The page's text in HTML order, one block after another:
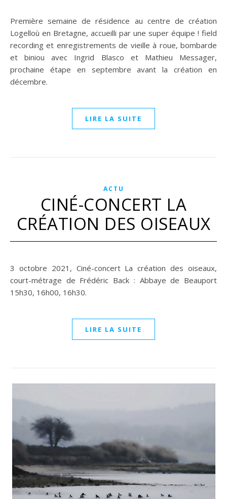
Première semaine de résidence au centre de création
Logelloù en Bretagne, accueilli par une super équipe ! field
recording et enregistrements de vieille à roue, bombarde
et biniou avec Ingrid Blasco et Mathieu Messager,
prochaine étape en septembre avant la création en
décembre.
LIRE LA SUITE
ACTU
CINÉ-CONCERT LA
CRÉATION DES OISEAUX
3 octobre 2021, Ciné-concert La création des oiseaux,
court-métrage de Frédéric Back : Abbaye de Beauport
15h30, 16h00, 16h30.
LIRE LA SUITE